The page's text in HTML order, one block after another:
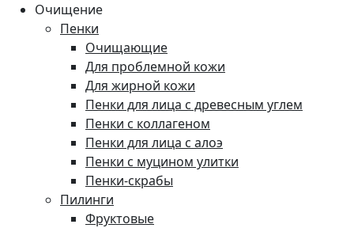
Очищение
Пенки
Очищающие
Для проблемной кожи
Для жирной кожи
Пенки для лица с древесным углем
Пенки с коллагеном
Пенки для лица с алоэ
Пенки с муцином улитки
Пенки-скрабы
Пилинги
Фруктовые